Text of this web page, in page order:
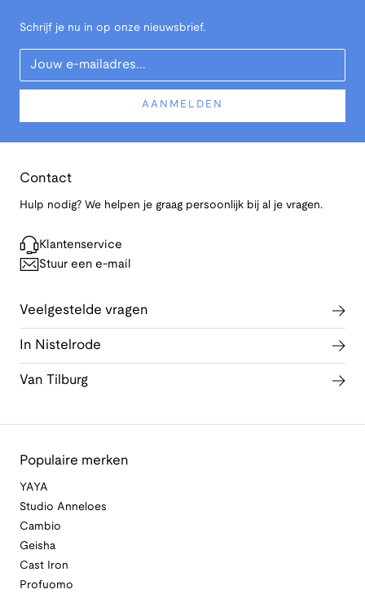
Schrijf je nu in op onze nieuwsbrief.
Your Email
AANMELDEN
Contact
Hulp nodig? We helpen je graag persoonlijk bij al je vragen.
Klantenservice
Stuur een e-mail
Veelgestelde vragen
In Nistelrode
Van Tilburg
Populaire merken
YAYA
Studio Anneloes
Cambio
Geisha
Cast Iron
Profuomo